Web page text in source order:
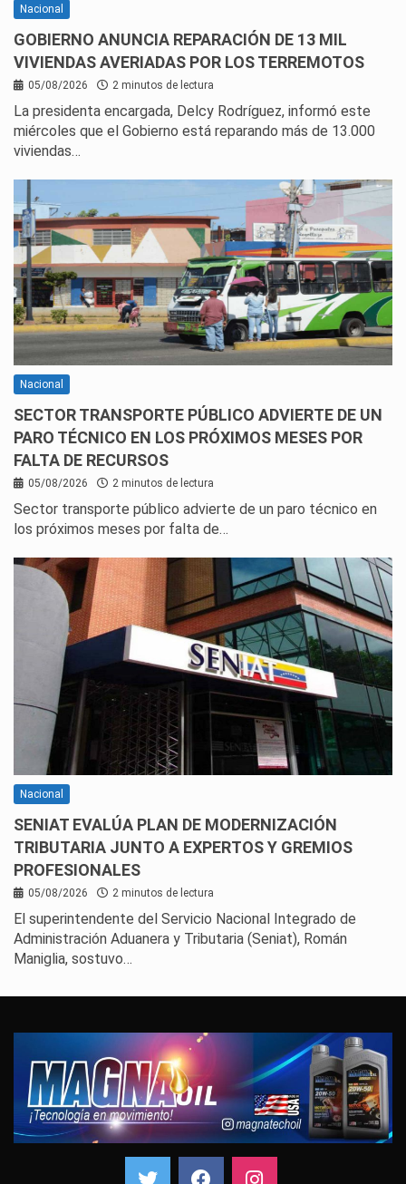
Nacional
GOBIERNO ANUNCIA REPARACIÓN DE 13 MIL
VIVIENDAS AVERIADAS POR LOS TERREMOTOS
05/08/2026 2 minutos de lectura
La presidenta encargada, Delcy Rodríguez, informó este
miércoles que el Gobierno está reparando más de 13.000
viviendas…
Nacional
SECTOR TRANSPORTE PÚBLICO ADVIERTE DE UN
PARO TÉCNICO EN LOS PRÓXIMOS MESES POR
FALTA DE RECURSOS
05/08/2026 2 minutos de lectura
Sector transporte público advierte de un paro técnico en
los próximos meses por falta de…
Nacional
SENIAT EVALÚA PLAN DE MODERNIZACIÓN
TRIBUTARIA JUNTO A EXPERTOS Y GREMIOS
PROFESIONALES
05/08/2026 2 minutos de lectura
El superintendente del Servicio Nacional Integrado de
Administración Aduanera y Tributaria (Seniat), Román
Maniglia, sostuvo…